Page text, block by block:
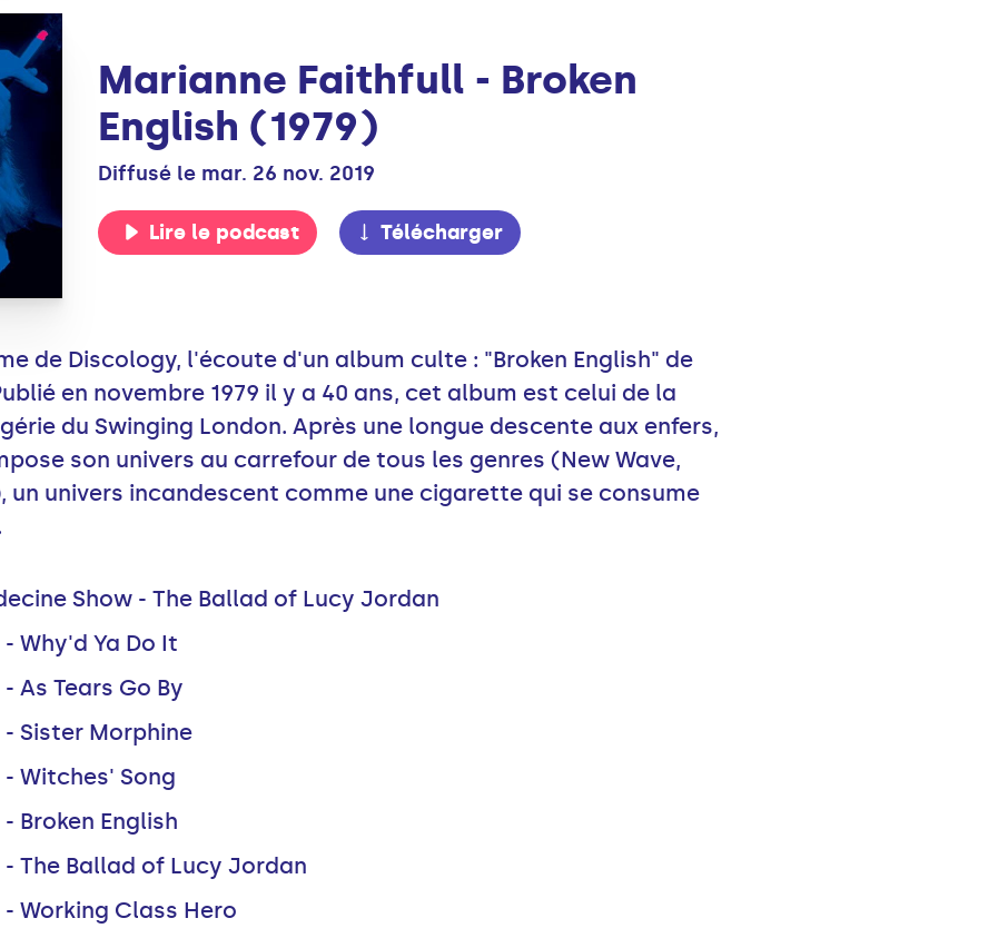
Marianne Faithfull - Broken
English (1979)
Diffusé le mar. 26 nov. 2019
Lire le podcast Télécharger
de Discology, l'écoute d'un album culte : "Broken English" de
en novembre 1979 il y a 40 ans, cet album est celui de la
du Swinging London. Après une longue descente aux enfers,
son univers au carrefour de tous les genres (New Wave,
un univers incandescent comme une cigarette qui se consume
Show - The Ballad of Lucy Jordan
Why'd Ya Do It
As Tears Go By
Sister Morphine
Witches' Song
Broken English
The Ballad of Lucy Jordan
Working Class Hero